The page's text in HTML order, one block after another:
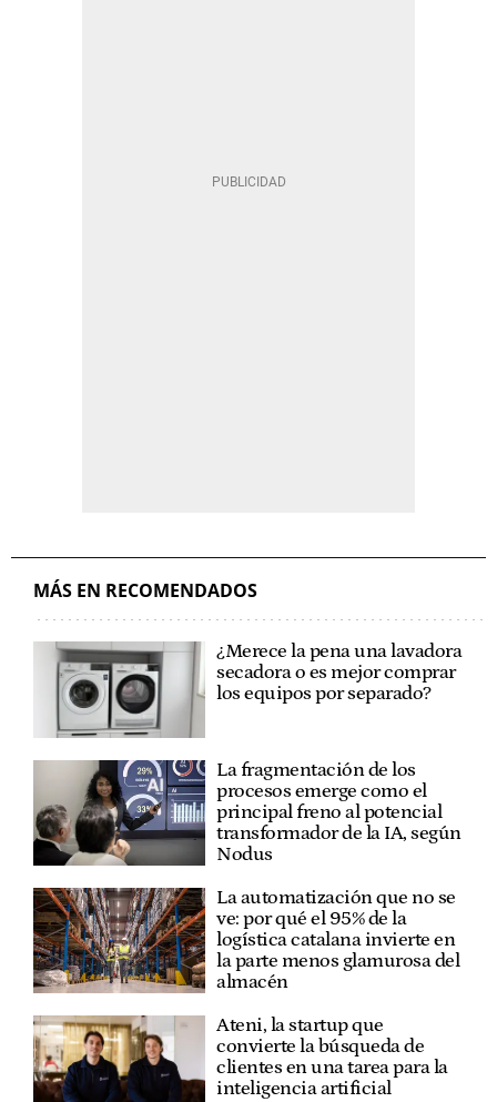
MÁS EN RECOMENDADOS
¿Merece la pena una lavadora
secadora o es mejor comprar
los equipos por separado?
La fragmentación de los
procesos emerge como el
principal freno al potencial
transformador de la IA, según
Nodus
La automatización que no se
ve: por qué el 95% de la
logística catalana invierte en
la parte menos glamurosa del
almacén
Ateni, la startup que
convierte la búsqueda de
clientes en una tarea para la
inteligencia artificial